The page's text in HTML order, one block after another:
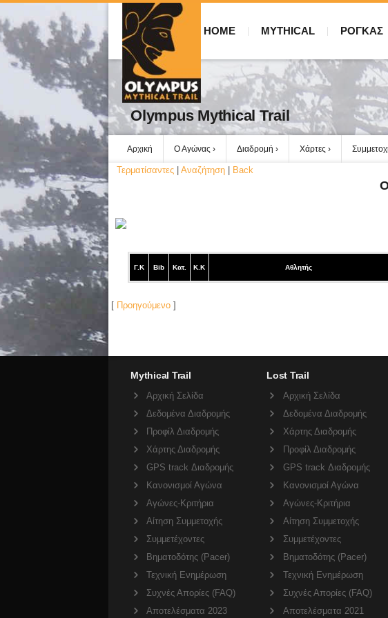
HOME MYTHICAL ΡΟΓΚΑΣ
Olympus Mythical Trail
Αρχική Ο Αγώνας Διαδρομή Χάρτες
Τερματίσαντες Αναζήτηση Back
Γ.Κ Bib Κατ. Κ.Κ Αθλητής
[ Προηγούμενο ]
Mythical Trail
Αρχική Σελίδα
Δεδομένα Διαδρομής
Προφίλ Διαδρομής
Χάρτης Διαδρομής
GPS track Διαδρομής
Κανονισμοί Αγώνα
Αγώνες-Κριτήρια
Αίτηση Συμμετοχής
Συμμετέχοντες
Βηματοδότης (Pacer)
Τεχνική Ενημέρωση
Συχνές Απορίες (FAQ)
Αποτελέσματα 2023
Lost Trail
Αρχική Σελίδα
Δεδομένα Διαδρομής
Χάρτης Διαδρομής
Προφίλ Διαδρομής
GPS track Διαδρομής
Κανονισμοί Αγώνα
Αγώνες-Κριτήρια
Αίτηση Συμμετοχής
Συμμετέχοντες
Βηματοδότης (Pacer)
Τεχνική Ενημέρωση
Συχνές Απορίες (FAQ)
Αποτελέσματα 2021